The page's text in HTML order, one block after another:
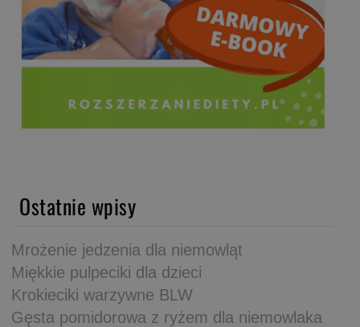
Ostatnie wpisy
Mrożenie jedzenia dla niemowląt
Miękkie pulpeciki dla dzieci
Krokieciki warzywne BLW
Gęsta pomidorowa z ryżem dla niemowlaka